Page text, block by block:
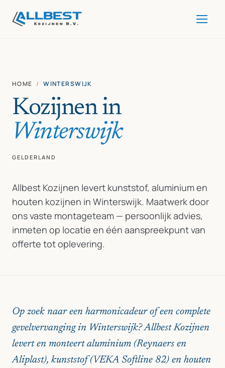
HOME / WINTERSWIJK
Kozijnen in
Winterswijk
GELDERLAND
Allbest Kozijnen levert kunststof, aluminium en
houten kozijnen in Winterswijk. Maatwerk door
ons vaste montageteam — persoonlijk advies,
inmeten op locatie en één aanspreekpunt van
offerte tot oplevering.
Op zoek naar een harmonicadeur of een complete
gevelvervanging in Winterswijk? Allbest Kozijnen
levert en monteert aluminium (Reynaers en
Aliplast), kunststof (VEKA Softline 82) en houten